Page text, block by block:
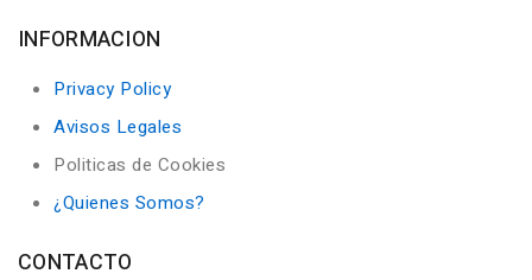
INFORMACION
Privacy Policy
Avisos Legales
Politicas de Cookies
¿Quienes Somos?
CONTACTO